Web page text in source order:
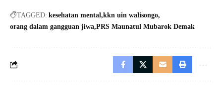
TAGGED: kesehatan mental kkn uin walisongo
orang dalam gangguan jiwa PRS Maunatul Mubarok Demak